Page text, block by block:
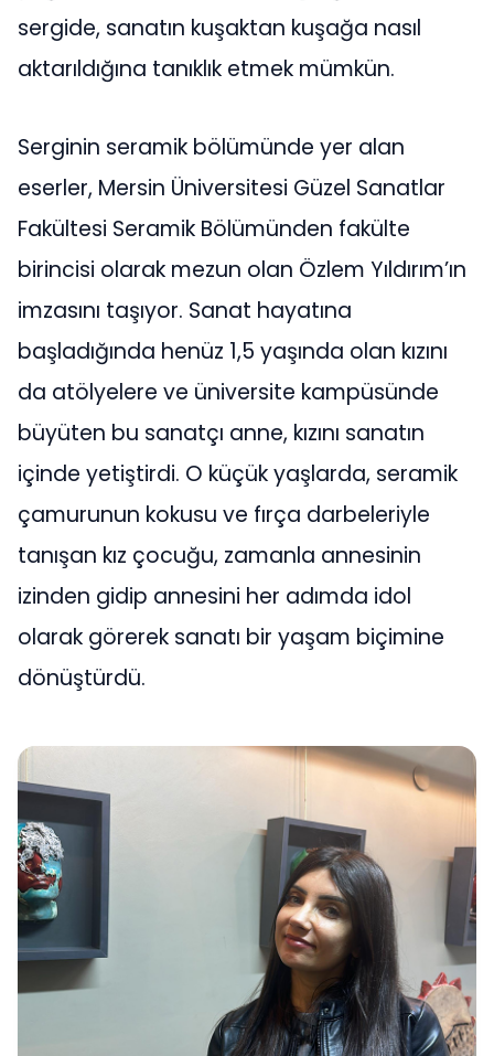
sergide, sanatın kuşaktan kuşağa nasıl
aktarıldığına tanıklık etmek mümkün.
Serginin seramik bölümünde yer alan
eserler, Mersin Üniversitesi Güzel Sanatlar
Fakültesi Seramik Bölümünden fakülte
birincisi olarak mezun olan Özlem Yıldırım’ın
imzasını taşıyor. Sanat hayatına
başladığında henüz 1,5 yaşında olan kızını
da atölyelere ve üniversite kampüsünde
büyüten bu sanatçı anne, kızını sanatın
içinde yetiştirdi. O küçük yaşlarda, seramik
çamurunun kokusu ve fırça darbeleriyle
tanışan kız çocuğu, zamanla annesinin
izinden gidip annesini her adımda idol
olarak görerek sanatı bir yaşam biçimine
dönüştürdü.